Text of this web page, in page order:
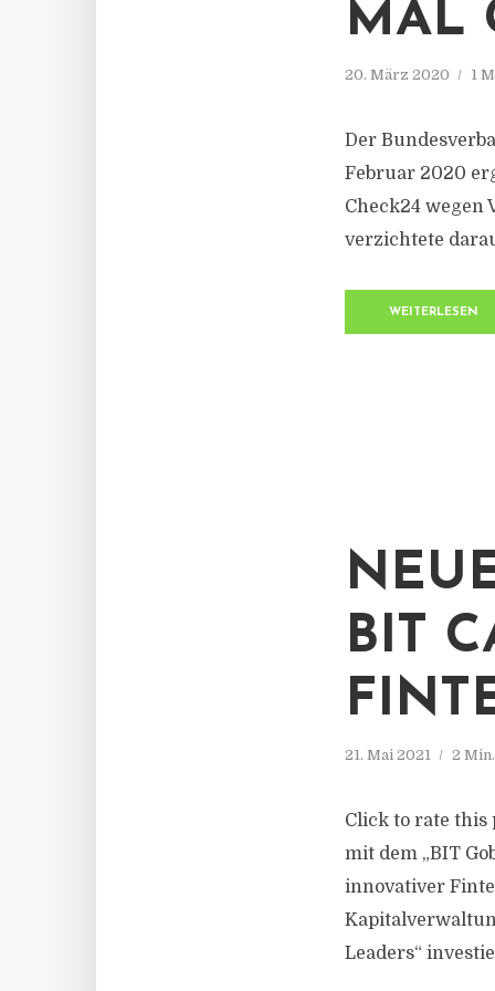
MAL
20. März 2020 1
Der
Februar 2020
Check24 wegen
verzichtete
WEITERLESEN
BIT
21. Mai 2021 2
Click to rate this
mit dem „BIT
innovativer
Leaders“